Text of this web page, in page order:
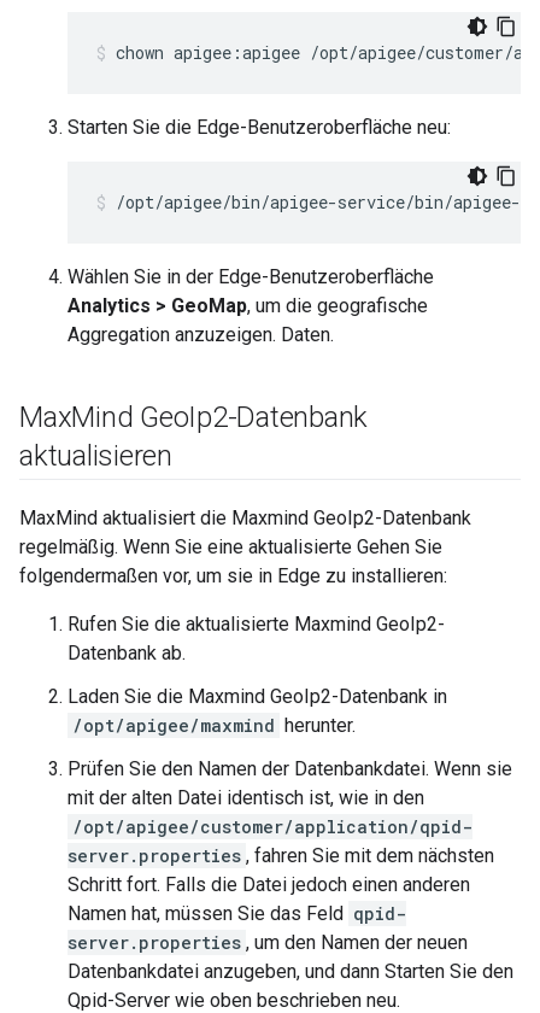
chown apigee:apigee /opt/apigee/customer/
Starten Sie die Edge-Benutzeroberfläche neu:
/opt/apigee/bin/apigee-service/bin/apigee-
Wählen Sie in der Edge-Benutzeroberfläche
Analytics > GeoMap, um die geografische
Aggregation anzuzeigen. Daten.
MaxMind GeoIp2-Datenbank
aktualisieren
MaxMind aktualisiert die Maxmind GeoIp2-Datenbank
regelmäßig. Wenn Sie eine aktualisierte Gehen Sie
folgendermaßen vor, um sie in Edge zu installieren:
Rufen Sie die aktualisierte Maxmind GeoIp2-
Datenbank ab.
Laden Sie die Maxmind GeoIp2-Datenbank in
/opt/apigee/maxmind herunter.
Prüfen Sie den Namen der Datenbankdatei. Wenn sie
mit der alten Datei identisch ist, wie in den
/opt/apigee/customer/application/qpid-
server.properties , fahren Sie mit dem nächsten
Schritt fort. Falls die Datei jedoch einen anderen
Namen hat, müssen Sie das Feld qpid-
server.properties , um den Namen der neuen
Datenbankdatei anzugeben, und dann Starten Sie den
Qpid-Server wie oben beschrieben neu.